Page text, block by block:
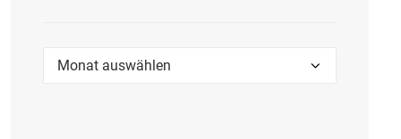
Archive